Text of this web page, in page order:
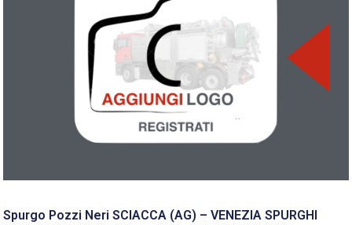
Spurgo Pozzi Neri SCIACCA (AG) – VENEZIA SPURGHI